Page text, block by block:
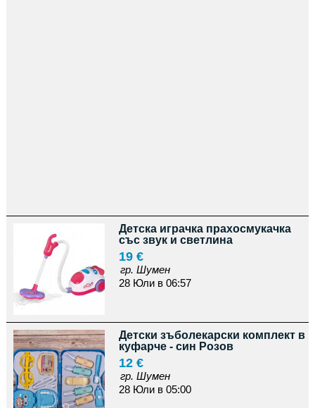
Детска играчка прахосмукачка
със звук и светлина
19 €
гр. Шумен
28 Юли в 06:57
Детски зъболекарски комплект в
куфарче - син Розов
12 €
гр. Шумен
28 Юли в 05:00